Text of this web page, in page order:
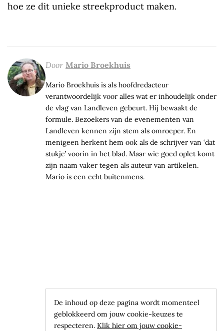
hoe ze dit unieke streekproduct maken.
Door Mario Broekhuis
Mario Broekhuis is als hoofdredacteur
verantwoordelijk voor alles wat er inhoudelijk onder
de vlag van Landleven gebeurt. Hij bewaakt de
formule. Bezoekers van de evenementen van
Landleven kennen zijn stem als omroeper. En
menigeen herkent hem ook als de schrijver van ‘dat
stukje’ voorin in het blad. Maar wie goed oplet komt
zijn naam vaker tegen als auteur van artikelen.
Mario is een echt buitenmens.
De inhoud op deze pagina wordt momenteel
geblokkeerd om jouw cookie-keuzes te
respecteren. Klik hier om jouw cookie-